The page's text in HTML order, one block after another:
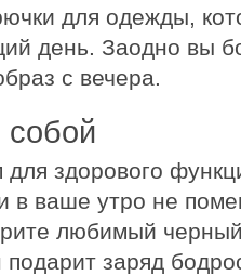
для одежды,
день. Заодно вы
с вечера.
собой
для здорового
в ваше утро не
любимый
подарит заряд